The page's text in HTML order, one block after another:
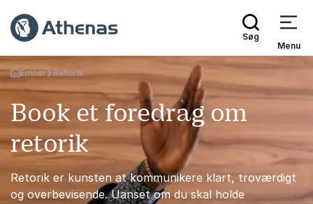
Søg
Menu
Tilbage til forsiden
Emner Retorik
Book et foredrag om
retorik
Retorik er kunsten at kommunikere klart, troværdigt
og overbevisende. Uanset om du skal holde